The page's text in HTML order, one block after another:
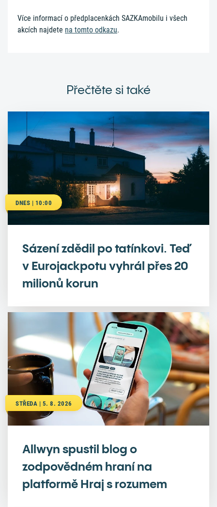
Více informací o předplacenkách SAZKAmobilu i všech
akcích najdete na tomto odkazu.
Přečtěte si také
DNES | 10:00
Sázení zdědil po tatínkovi. Teď
v Eurojackpotu vyhrál přes 20
milionů korun
STŘEDA | 5. 8. 2026
Allwyn spustil blog o
zodpovědném hraní na
platformě Hraj s rozumem